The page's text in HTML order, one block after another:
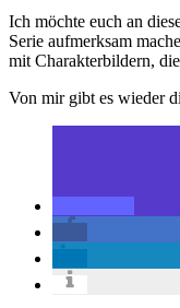
Ich möchte euch an
Serie aufmerksam
mit Charakterbildern,
Von mir gibt es wieder